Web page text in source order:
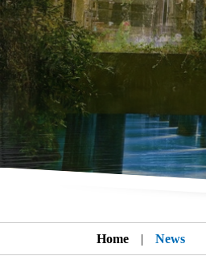
Home | News